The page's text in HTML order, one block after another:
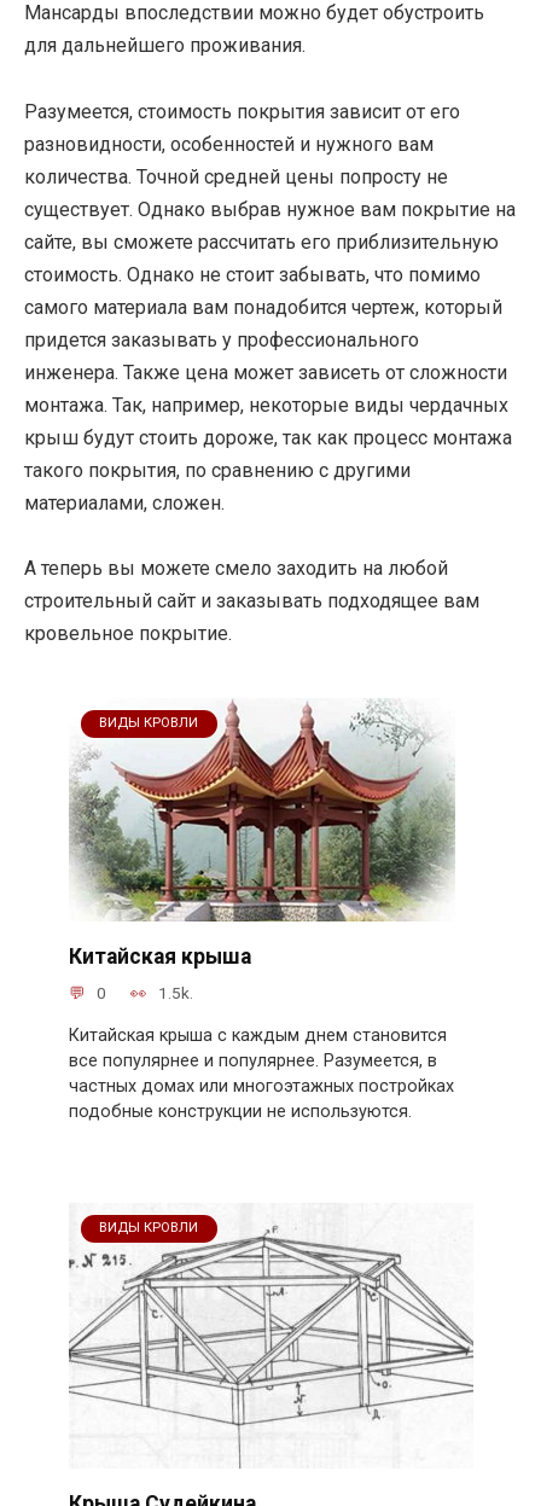
Мансарды впоследствии можно будет обустроить
для дальнейшего проживания.
Разумеется, стоимость покрытия зависит от его
разновидности, особенностей и нужного вам
количества. Точной средней цены попросту не
существует. Однако выбрав нужное вам покрытие на
сайте, вы сможете рассчитать его приблизительную
стоимость. Однако не стоит забывать, что помимо
самого материала вам понадобится чертеж, который
придется заказывать у профессионального
инженера. Также цена может зависеть от сложности
монтажа. Так, например, некоторые виды чердачных
крыш будут стоить дороже, так как процесс монтажа
такого покрытия, по сравнению с другими
материалами, сложен.
А теперь вы можете смело заходить на любой
строительный сайт и заказывать подходящее вам
кровельное покрытие.
ВИДЫ КРОВЛИ
Китайская крыша
0 1.5k.
Китайская крыша с каждым днем становится
все популярнее и популярнее. Разумеется, в
частных домах или многоэтажных постройках
подобные конструкции не используются.
ВИДЫ КРОВЛИ